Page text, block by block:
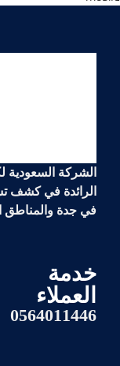
الشركة
الرائدة فيكشف
في جدة والمناطق
خدمة
العملاء
0564011446